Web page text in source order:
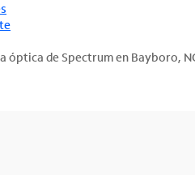
óptica de Spectrum en Bayboro,